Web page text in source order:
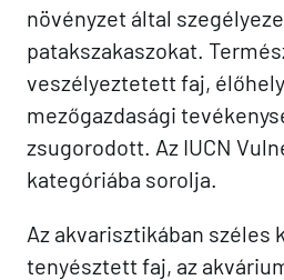
növényzet által
patakszakaszokat.
veszélyeztetett faj,
mezőgazdasági
zsugorodott. Az IUCN
kategóriába sorolja.
Az akvarisztikában széles
tenyésztett faj, az